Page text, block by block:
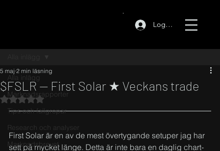
Logga in
Alla inlägg
Marknadsrapporter
Tips och fallgropar
Research och analyser
Marknadsbrevet
$FSLR — First Solar ★ Veckans trade
5 maj 2 min läsning
Betygsatt till NaN av 5 stjärnor.
First Solar är en av de mest övertygande setuper jag har
sett på mycket länge. Detta är inte bara en daglig chart-